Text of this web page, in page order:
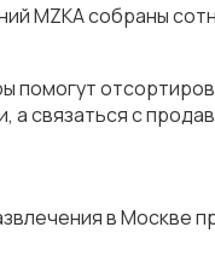
MZKA собраны
связаться с
в Москве